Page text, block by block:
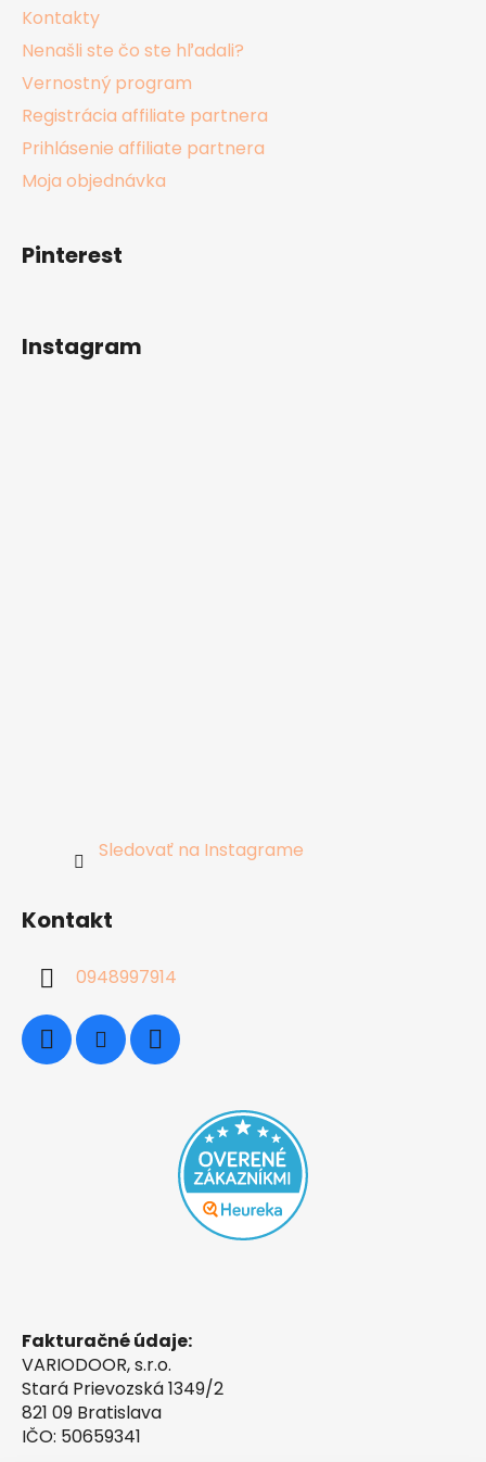
Kontakty
Nenašli ste čo ste hľadali?
Vernostný program
Registrácia affiliate partnera
Prihlásenie affiliate partnera
Moja objednávka
Pinterest
Instagram
Sledovať na Instagrame
Kontakt
0948997914
Fakturačné údaje:
VARIODOOR, s.r.o.
Stará Prievozská 1349/2
821 09 Bratislava
IČO: 50659341